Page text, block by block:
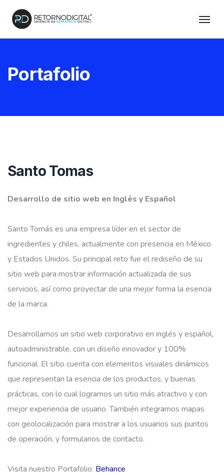
Portafolio
Santo Tomas
Desarrollo de sitio web en Inglés y Español
Santo Tomás es una empresa líder en el sector de
ingredientes y chiles, actualmente con presencia en México
y Estados Unidos. Su principal reto fue el rediseño de su
sitio web para mostrar información actualizada de sus
servicios, así como proyectar de una mejor forma la esencia
de la marca.
Desarrollamos un sitio web corporativo en inglés y español,
autoadministrable, con un diseño innovador y 100%
funcional. El sitio cuenta con elementos visuales dinámicos
que representan la esencia de los productos, y buenas
prácticas, con lo cual logramos un sitio más atractivo y con
mejor experiencia de usuario. También integramos mapas
con geolocalización para mostrar a los usuarios sus puntos
de operación, y formularios de contacto.
Visita nuestro Portafolio: Behance